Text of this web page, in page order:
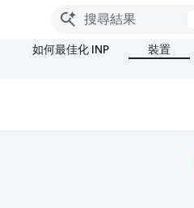
如何最佳化 INP 裝置